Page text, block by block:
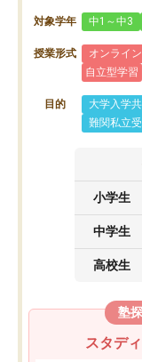
対象学年 中1～中3
授業形式 オンライ
自立型学習
目的 大学入学
難関私立
小学生
中学生
高校生
塾
スタデ